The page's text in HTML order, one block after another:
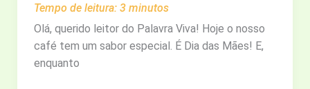
Tempo de leitura: 3 minutos
Olá, querido leitor do Palavra Viva! Hoje o nosso
café tem um sabor especial. É Dia das Mães! E,
enquanto